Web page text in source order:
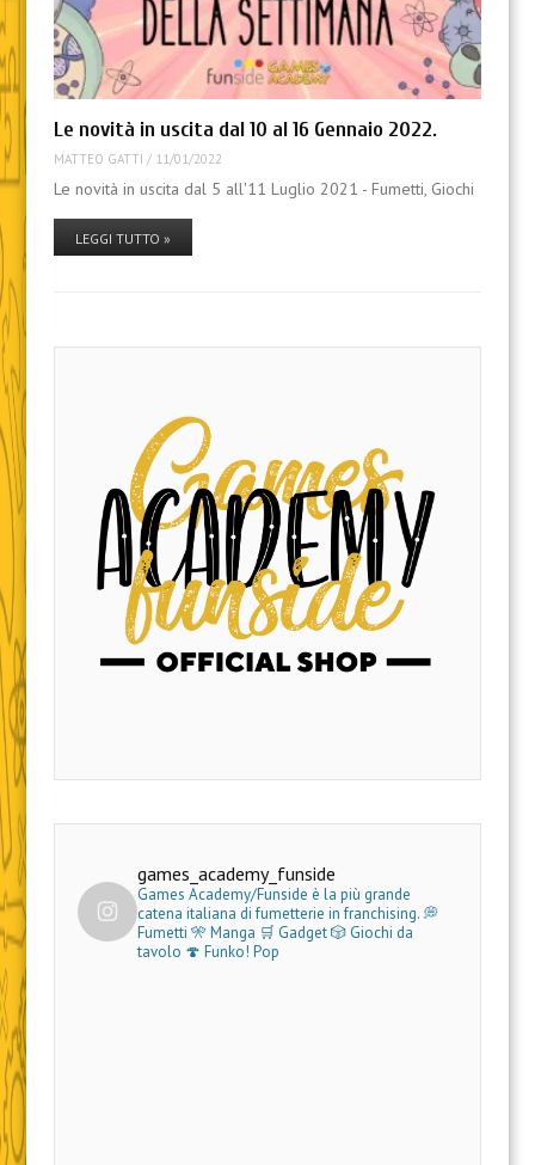
Le novità in uscita dal 10 al 16 Gennaio 2022.
MATTEO GATTI / 11/01/2022
Le novità in uscita dal 5 all'11 Luglio 2021 - Fumetti, Giochi
LEGGI TUTTO »
games_academy_funside
Games Academy/Funside è la più grande
catena italiana di fumetterie in franchising.💭
Fumetti 🎌 Manga 🛒 Gadget🎲 Giochi da
tavolo 🍄 Funko! Pop